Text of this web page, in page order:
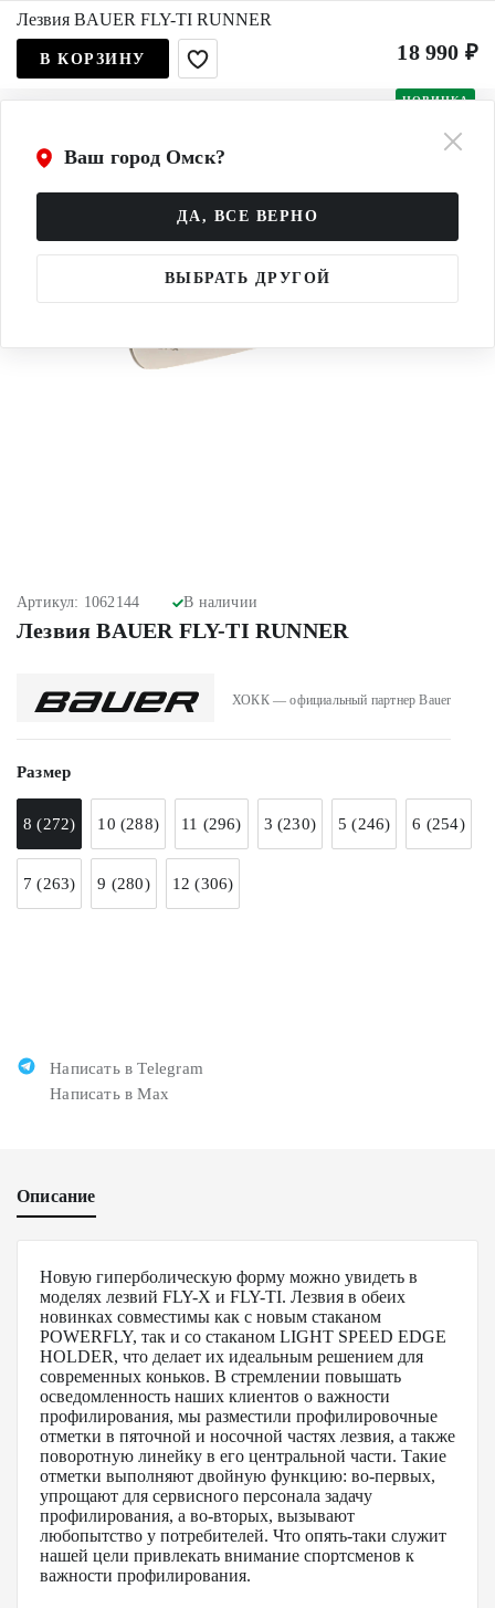
Ваш город Омск?
ДА, ВСЕ ВЕРНО
ВЫБРАТЬ ДРУГОЙ
НОВИНКА
Артикул: 1062144 В наличии
Лезвия BAUER FLY-TI RUNNER
ХОКК — официальный партнер Bauer
Размер
8 (272) 10 (288) 11 (296) 3 (230) 5 (246) 6 (254)
7 (263) 9 (280) 12 (306)
Написать в Telegram
Написать в Max
Описание
Новую гиперболическую форму можно увидеть в
моделях лезвий FLY-X и FLY-TI. Лезвия в обеих
новинках совместимы как с новым стаканом
POWERFLY, так и со стаканом LIGHT SPEED EDGE
HOLDER, что делает их идеальным решением для
современных коньков. В стремлении повышать
осведомленность наших клиентов о важности
профилирования, мы разместили профилировочные
отметки в пяточной и носочной частях лезвия, а также
поворотную линейку в его центральной части. Такие
отметки выполняют двойную функцию: во-первых,
упрощают для сервисного персонала задачу
профилирования, а во-вторых, вызывают
любопытство у потребителей. Что опять-таки служит
нашей цели привлекать внимание спортсменов к
важности профилирования.
Лезвия BAUER FLY-TI RUNNER
18 990 ₽
В КОРЗИНУ